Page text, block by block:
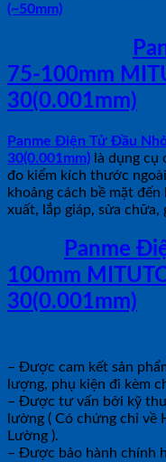
(~50mm)
75-100mm
30(0.001mm)
Panme Điện Tử Đầu
30(0.001mm) là dụng cụ
đo kiểm kích thước
khoảng cách bề mặt
xuất, lắp giáp, sửa
Panme
100mm
30(0.001mm)
– Được cam kết sản
lượng, phụ kiện đi kèm
– Được tư vấn bởi kỹ
lường ( Có chứng chỉ
Lường ).
– Được bảo hành chính